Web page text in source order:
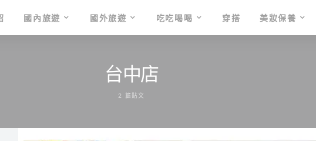
國內旅遊 國外旅遊 吃吃喝喝 穿搭 美妝保養
台中店
2 篇貼文